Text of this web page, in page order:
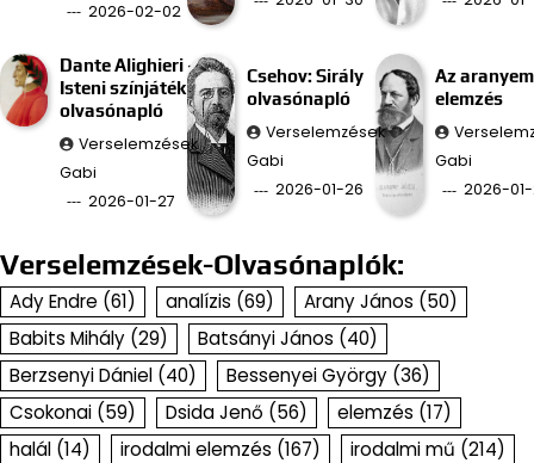
2026-02-02
Dante Alighieri –
Isteni színjáték
olvasónapló
Verselemzések
Gabi
2026-01-27
Csehov: Sirály
olvasónapló
Verselemzések
Gabi
2026-01-26
Az
elemzés
Gabi
2026-
Verselemzések-Olvasónaplók:
Ady Endre (61) analízis (69) Arany János (50)
Babits Mihály (29) Batsányi János (40)
Berzsenyi Dániel (40) Bessenyei György (36)
Csokonai (59) Dsida Jenő (56) elemzés (17)
halál (14) irodalmi elemzés (167) irodalmi mű (214)